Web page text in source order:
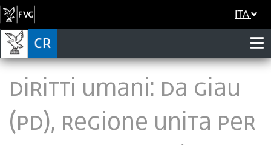
ITA
Diritti umani: Da Giau
(Pd), Regione unita per